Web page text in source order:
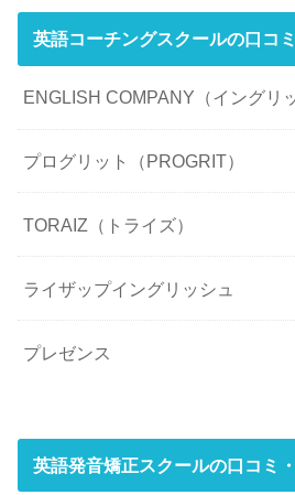
英語コーチングスクールの口コ
ENGLISH COMPANY（イングリ
プログリット（PROGRIT）
TORAIZ（トライズ）
ライザップイングリッシュ
プレゼンス
英語発音矯正スクールの口コミ